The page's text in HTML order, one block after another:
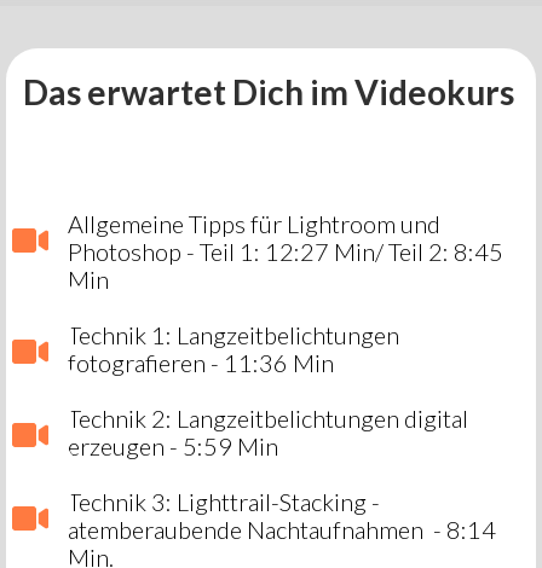
Das erwartet Dich im Videokurs
Allgemeine Tipps für Lightroom und
Photoshop - Teil 1: 12:27 Min/ Teil 2: 8:45
Min
Technik 1: Langzeitbelichtungen
fotografieren - 11:36 Min
Technik 2: Langzeitbelichtungen digital
erzeugen - 5:59 Min
Technik 3: Lighttrail-Stacking -
atemberaubende Nachtaufnahmen - 8:14
Min.